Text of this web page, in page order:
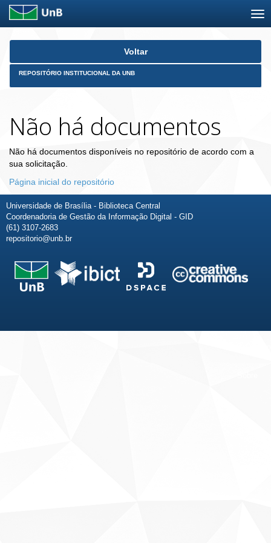
Skip
Voltar
REPOSITÓRIO INSTITUCIONAL DA UNB
Não há documentos
Não há documentos disponíveis no repositório de acordo com a
sua solicitação.
Página inicial do repositório
Universidade de Brasília - Biblioteca Central
Coordenadoria de Gestão da Informação Digital - GID
(61) 3107-2683
repositorio@unb.br